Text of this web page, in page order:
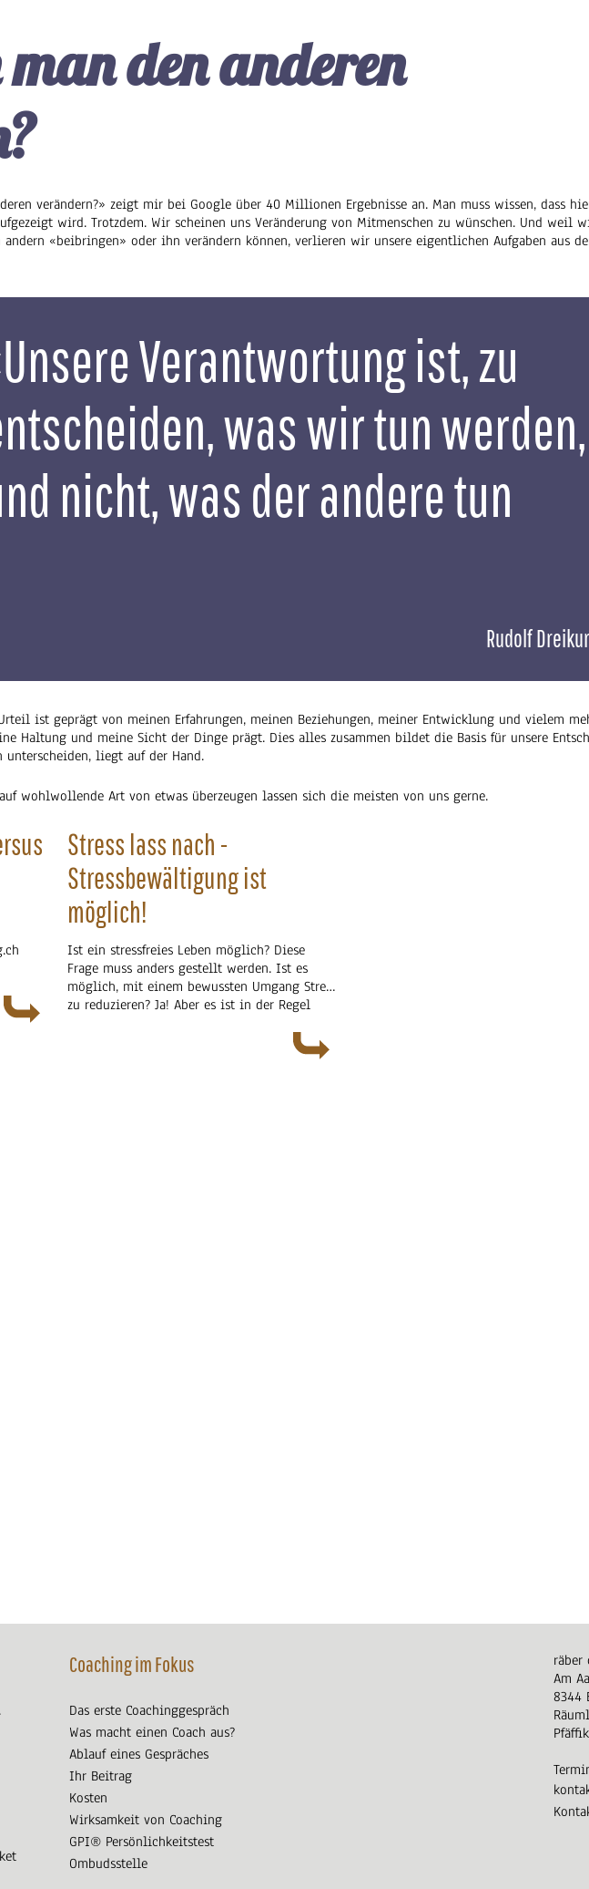
den anderen
verändern?» zeigt mir bei Google über 40 Millionen Ergebnisse an. Man muss wissen, dass
wird. Trotzdem. Wir scheinen uns Veränderung von Mitmenschen zu wünschen. Und weil
«beibringen» oder ihn verändern können, verlieren wir unsere eigentlichen Aufgaben aus
Verantwortung ist, zu
was wir tun werden,
nicht, was der andere tun
Rudolf
ist geprägt von meinen Erfahrungen, meinen Beziehungen, meiner Entwicklung und vielem
Haltung und meine Sicht der Dinge prägt. Dies alles zusammen bildet die Basis für unsere
unterscheiden, liegt auf der Hand.
wohlwollende Art von etwas überzeugen lassen sich die meisten von uns gerne.
Stress lass nach -
Stressbewältigung ist
möglich!
Ist ein stressfreies Leben möglich? Diese
Frage muss anders gestellt werden. Ist es
möglich, mit einem bewussten Umgang Stress
zu reduzieren? Ja! Aber es ist in der Regel
damit auseinandersetzen. Stressbewältigung
Coaching im Fokus
Das erste Coachinggespräch
Was macht einen Coach aus?
Ablauf eines Gespräches
Ihr Beitrag
Kosten
Wirksamkeit von Coaching
GPI® Persönlichkeitstest
Ombudsstelle
Am
8344